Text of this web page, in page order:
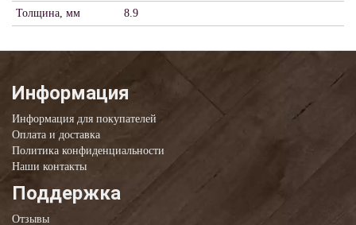
Толщина, мм 8.9
Информация
Информация для покупателей
Оплата и доставка
Политика конфиденциальности
Наши контакты
Поддержка
Отзывы